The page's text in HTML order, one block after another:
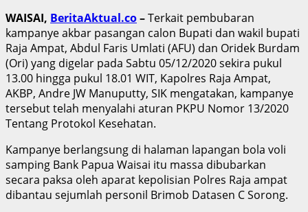
WAISAI, BeritaAktual.co–Terkait pembubaran
kampanye akbar pasangan calon Bupati dan wakil bupati
Raja Ampat, Abdul Faris Umlati (AFU) dan Oridek Burdam
(Ori) yang digelar pada Sabtu 05/12/2020 sekira pukul
13.00 hingga pukul 18.01 WIT, Kapolres Raja Ampat,
AKBP, Andre JW Manuputty, SIK mengatakan, kampanye
tersebut telah menyalahi aturan PKPU Nomor 13/2020
Tentang Protokol Kesehatan.
Kampanye berlangsung di halaman lapangan bola voli
samping Bank Papua Waisai itu massa dibubarkan
secara paksa oleh aparat kepolisian Polres Raja ampat
dibantau sejumlah personil Brimob Datasen C Sorong.